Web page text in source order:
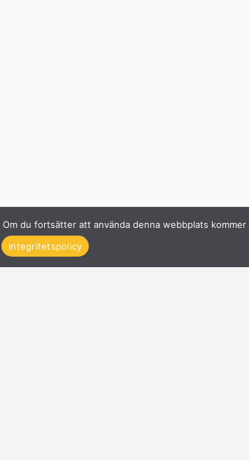
du fortsätter att använda denna webbplats
Integritetspolicy